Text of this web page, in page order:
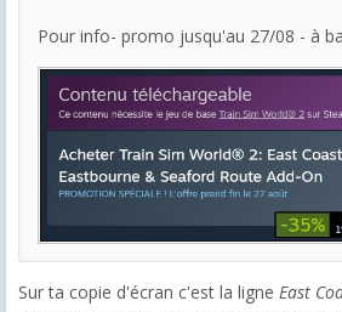
Pour info- promo jusqu'au 27/08 - à
Sur ta copie d'écran c'est la ligne East